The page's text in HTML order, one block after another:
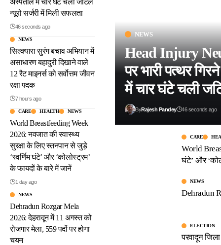
अस्पताल में चार घंटे चली जटिल
न्यूरो सर्जरी में मिली सफलता
46 seconds ago
NEWS
सिल्क्यारा सुरंग बचाव अभियान में
असाधारण बहादुरी दिखाने वाले
12 रैट माइनर्स को सर्वोत्तम जीवन
रक्षा पदक
7 hours ago
CARE HEALTH NEWS
World Breastfeeding Week
2026: नवजात की स्वास्थ्य
सुरक्षा के लिए स्तनपान से जुड़े
‘स्वर्णिम घंटे’ और ‘कोलोस्ट्रम’
के फायदों के बारे में जानें
1 day ago
NEWS
Dehradun Rozgar Mela
2026: देहरादून में 11 अगस्त को
रोजगार मेला, 559 पदों पर होगा
चयन
NEWS
Head Injury
पर भारी पत्थर
में चार घंटे चली
ByRajesh Pandey 46 seconds ago
CARE
World
घंटे’ और
NEWS
Dehradun
ELECTION
परवादून